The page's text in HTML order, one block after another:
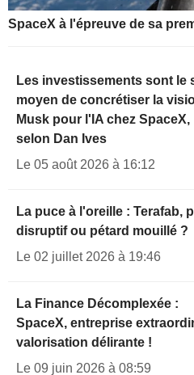
SpaceX à l'épreuve de sa
Les investissements sont le
moyen de concrétiser la
Musk pour l'IA chez SpaceX,
selon Dan Ives
Le 05 août 2026 à 16:12
La puce à l'oreille : Terafab,
disruptif ou pétard mouillé ?
Le 02 juillet 2026 à 19:46
La Finance Décomplexée :
SpaceX, entreprise
valorisation délirante !
Le 09 juin 2026 à 08:59